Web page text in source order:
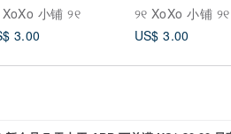
小铺 ୨୧
3.00
୨୧ XoXo 小铺 ୨୧
US$ 3.00